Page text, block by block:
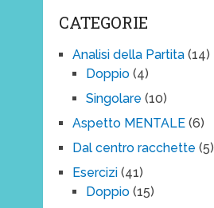
CATEGORIE
Analisi della Partita(14)
Doppio(4)
Singolare (10)
Aspetto MENTALE(6)
Dal centro racchette (5)
Esercizi(41)
Doppio(15)